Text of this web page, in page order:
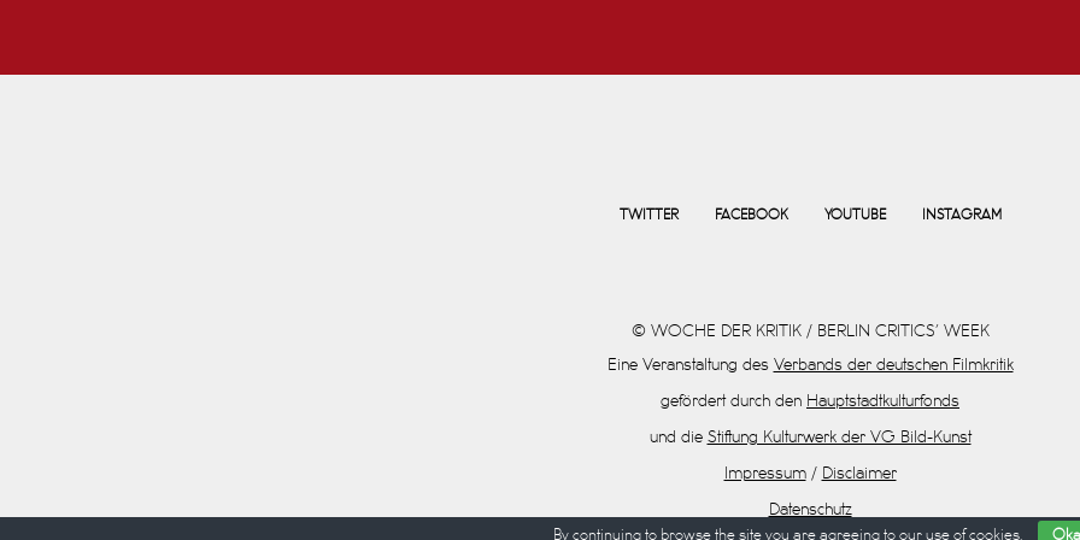
TWITTER FACEBOOK YOUTUBE INSTAGRAM
© WOCHE DER KRITIK / BERLIN CRITICS’ WEEK
Eine Veranstaltung des Verbands der deutschen Filmkritik
gefördert durch den Hauptstadtkulturfonds
und die Stiftung Kulturwerk der VG Bild-Kunst
Impressum/ Disclaimer
Datenschutz
By continuing to browse the site you are agreeing to our use of cookies